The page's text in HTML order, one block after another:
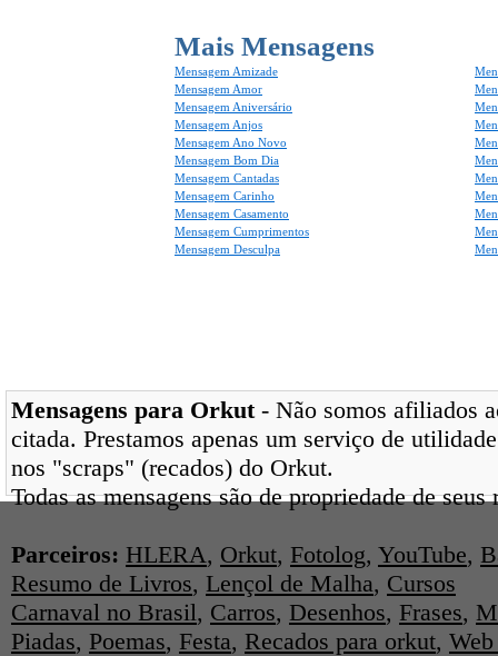
Mais Mensagens
Mensagem Amizade
Mensagem Amor
Mensagem Aniversário
Mensagem Anjos
Mensagem Ano Novo
Mensagem Bom Dia
Mensagem Cantadas
Mensagem Carinho
Mensagem Casamento
Mensagem Cumprimentos
Mensagem Desculpa
Mensagens para Orkut- Não somos afiliados
citada. Prestamos apenas um serviço de
nos "scraps" (recados) do Orkut.
Todas as mensagens são de propriedade de
Parceiros: HLERA, Orkut, Fotolog, YouTube,
Resumo de Livros, Lençol de Malha, Cursos
Carnaval no Brasil, Carros, Desenhos, Frases,
Piadas, Poemas, Festa, Recados para orkut,